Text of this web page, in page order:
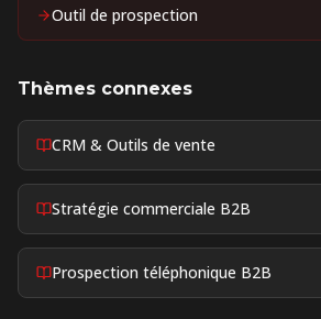
Outil de prospection
Thèmes connexes
CRM & Outils de vente
Stratégie commerciale B2B
Prospection téléphonique B2B